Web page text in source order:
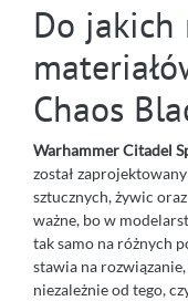
Do
Chaos
Warhammer Citadel
został
sztucznych, żywic
ważne, bo w
tak samo na różnych
stawia na
niezależnie od tego,